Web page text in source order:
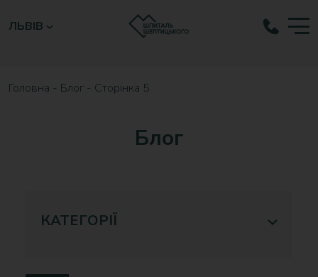
ЛЬВІВ
Головна - Блог - Сторінка 5
Блог
КАТЕГОРІЇ